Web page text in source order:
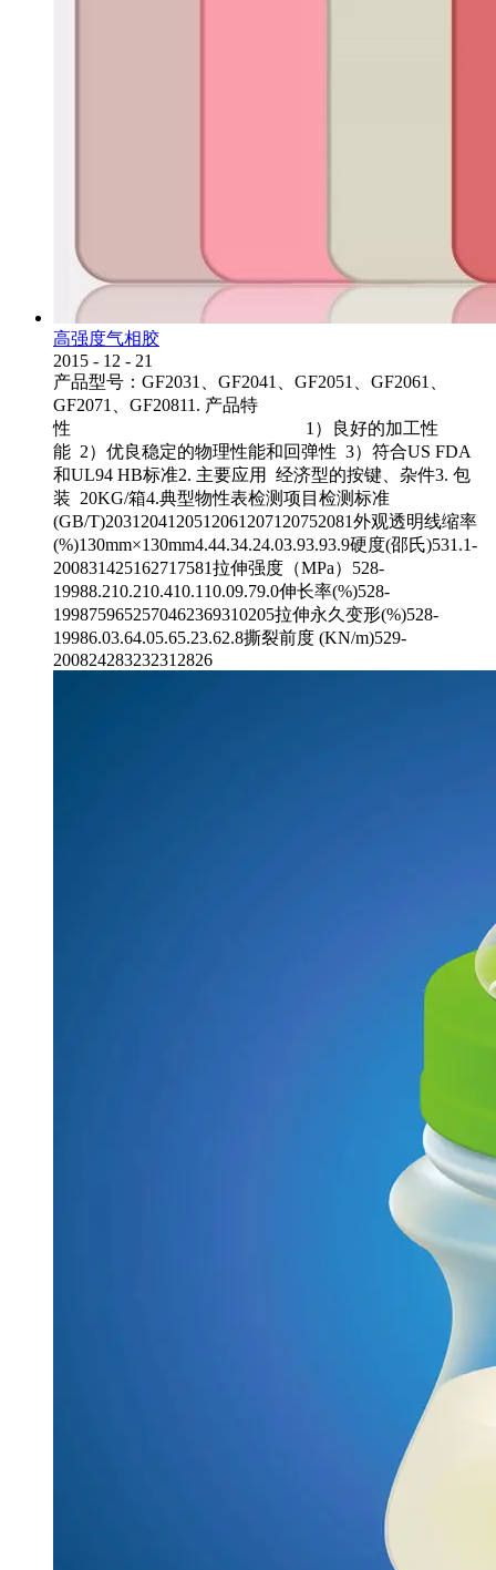
高强度气相胶
2015 - 12 - 21
产品型号：GF2031、GF2041、GF2051、GF2061、
GF2071、GF20811. 产品特
性 1）良好的加工性
能 2）优良稳定的物理性能和回弹性 3）符合US FDA
和UL94 HB标准2. 主要应用 经济型的按键、杂件3. 包
装 20KG/箱4.典型物性表检测项目检测标准
(GB/T)2031204120512061207120752081外观透明线缩率
(%)130mm×130mm4.44.34.24.03.93.93.9硬度(邵氏)531.1-
200831425162717581拉伸强度（MPa）528-
19988.210.210.410.110.09.79.0伸长率(%)528-
1998759652570462369310205拉伸永久变形(%)528-
19986.03.64.05.65.23.62.8撕裂前度 (KN/m)529-
200824283232312826